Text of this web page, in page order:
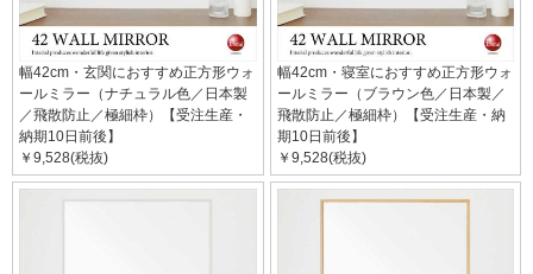
幅42cm・玄関におすすめ正方形ウォ
ールミラー（ナチュラル色／日本製
／飛散防止／極細枠）【受注生産・
納期10日前後】
￥9,528(税抜)
幅42cm・寝室におすすめ正方形ウォ
ールミラー（ブラウン色／日本製／
飛散防止／極細枠）【受注生産・納
期10日前後】
￥9,528(税抜)